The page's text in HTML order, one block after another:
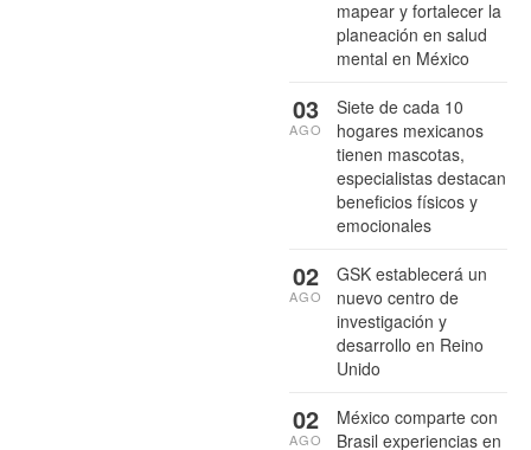
mapear y fortalecer la
planeación en salud
mental en México
Siete de cada 10
hogares mexicanos
tienen mascotas,
especialistas destacan
beneficios físicos y
emocionales
03
AGO
GSK establecerá un
nuevo centro de
investigación y
desarrollo en Reino
Unido
02
AGO
México comparte con
Brasil experiencias en
02
AGO